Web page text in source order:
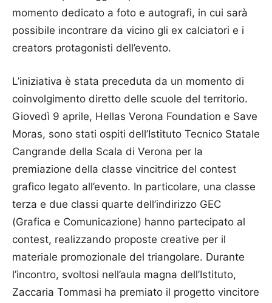
momento dedicato a foto e autografi, in cui sarà
possibile incontrare da vicino gli ex calciatori e i
creators protagonisti dell’evento.
L’iniziativa è stata preceduta da un momento di
coinvolgimento diretto delle scuole del territorio.
Giovedì 9 aprile, Hellas Verona Foundation e Save
Moras, sono stati ospiti dell’Istituto Tecnico Statale
Cangrande della Scala di Verona per la
premiazione della classe vincitrice del contest
grafico legato all’evento. In particolare, una classe
terza e due classi quarte dell’indirizzo GEC
(Grafica e Comunicazione) hanno partecipato al
contest, realizzando proposte creative per il
materiale promozionale del triangolare. Durante
l’incontro, svoltosi nell’aula magna dell’Istituto,
Zaccaria Tommasi ha premiato il progetto vincitore